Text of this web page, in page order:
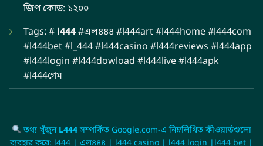
জিপ কোড: ১২০০
Tags: # l444#এল৪৪৪ #l444art #l444home #l444com
#l444bet #l_444 #l444casino #l444reviews #l444app
#l444login #l444dowload #l444live #l444apk
#l444গেম
তথ্য খুঁজুন L444সম্পর্কিত Google.com-এ নিম্নলিখিত কীওয়ার্ডগুলো
ব্যবহার করে: l444 | এল৪৪৪ | l444 casino | l444 login |l444 bet |